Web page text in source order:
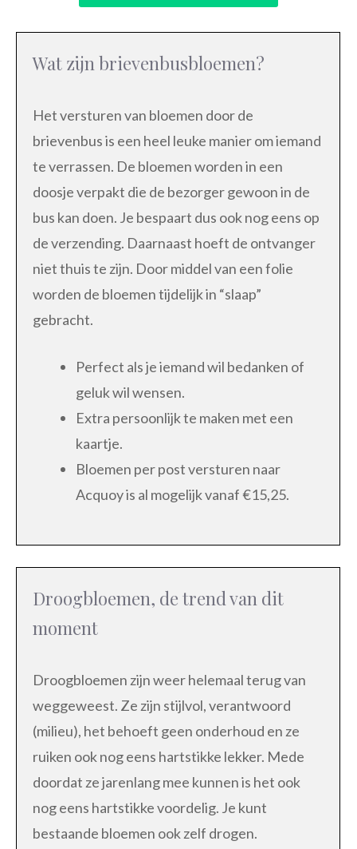
Wat zijn brievenbusbloemen?
Het versturen van bloemen door de
brievenbus is een heel leuke manier om iemand
te verrassen. De bloemen worden in een
doosje verpakt die de bezorger gewoon in de
bus kan doen. Je bespaart dus ook nog eens op
de verzending. Daarnaast hoeft de ontvanger
niet thuis te zijn. Door middel van een folie
worden de bloemen tijdelijk in “slaap”
gebracht.
Perfect als je iemand wil bedanken of
geluk wil wensen.
Extra persoonlijk te maken met een
kaartje.
Bloemen per post versturen naar
Acquoy is al mogelijk vanaf €15,25.
Droogbloemen, de trend van dit
moment
Droogbloemen zijn weer helemaal terug van
weggeweest. Ze zijn stijlvol, verantwoord
(milieu), het behoeft geen onderhoud en ze
ruiken ook nog eens hartstikke lekker. Mede
doordat ze jarenlang mee kunnen is het ook
nog eens hartstikke voordelig. Je kunt
bestaande bloemen ook zelf drogen.